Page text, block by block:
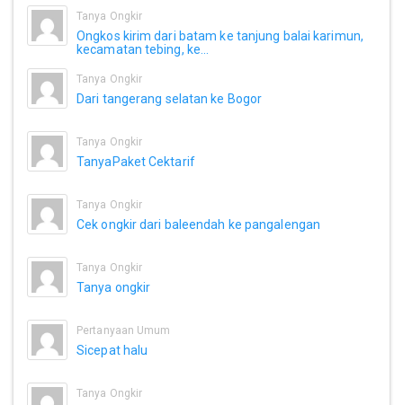
Tanya Ongkir
Ongkos kirim dari batam ke tanjung balai karimun,
kecamatan tebing, ke...
Tanya Ongkir
Dari tangerang selatan ke Bogor
Tanya Ongkir
TanyaPaket Cektarif
Tanya Ongkir
Cek ongkir dari baleendah ke pangalengan
Tanya Ongkir
Tanya ongkir
Pertanyaan Umum
Sicepat halu
Tanya Ongkir